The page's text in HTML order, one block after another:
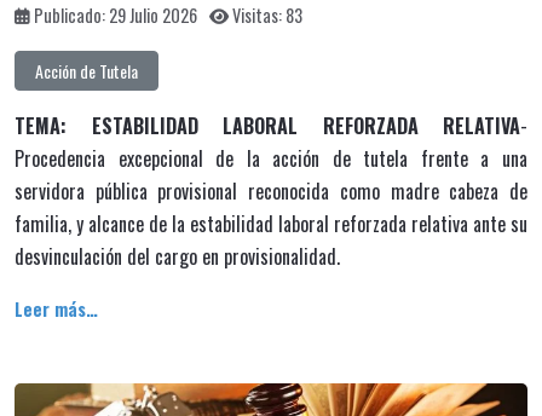
Publicado: 29 Julio 2026 Visitas: 83
Acción de Tutela
TEMA: ESTABILIDAD LABORAL REFORZADA RELATIVA-
Procedencia excepcional de la acción de tutela frente a una
servidora pública provisional reconocida como madre cabeza de
familia, y alcance de la estabilidad laboral reforzada relativa ante su
desvinculación del cargo en provisionalidad.
Leer más…